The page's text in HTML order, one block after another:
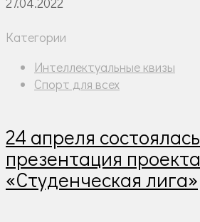
Категории
Интеллектуальные квизы
Спорт для всех
24 апреля состоялась
презентация проекта
«Студенческая лига»